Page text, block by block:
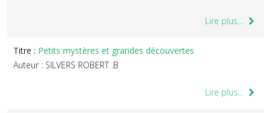
Lire plus...
Titre : Petits mystères et grandes découvertes
Auteur : SILVERS ROBERT .B
Lire plus...